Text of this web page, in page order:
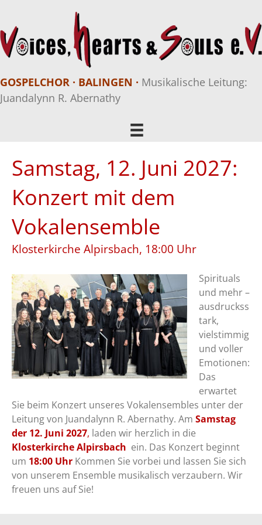
GOSPELCHOR · BALINGEN · Musikalische Leitung:
Juandalynn R. Abernathy
Samstag, 12. Juni 2027:
Konzert mit dem
Vokalensemble
Klosterkirche Alpirsbach, 18:00 Uhr
Spirituals
und mehr –
ausdruckss
tark,
vielstimmig
und voller
Emotionen:
Das
erwartet
Sie beim Konzert unseres Vokalensembles unter der
Leitung von Juandalynn R. Abernathy. Am Samstag
der 12. Juni 2027, laden wir herzlich in die
Klosterkirche Alpirsbach ein. Das Konzert beginnt
um 18:00 Uhr Kommen Sie vorbei und lassen Sie sich
von unserem Ensemble musikalisch verzaubern. Wir
freuen uns auf Sie!